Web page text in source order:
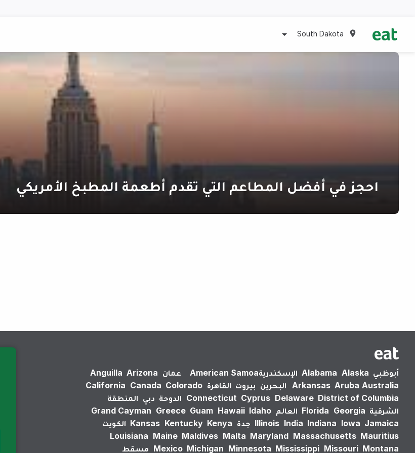
South Dakota
احجز في أفضل المطاعم التي تقدم أطعمة المطبخ الأمريكي
أبوظبي Alabama Alaska الإسكندرية‎American Samoa عمان Anguilla Arizona
Arkansas Aruba Australia البحرين بيروت القاهرة California Canada Colorado
Connecticut Cyprus Delaware District of Columbia الدوحة دبي المنطقة
الشرقية
Florida Georgia العالم Grand Cayman Greece Guam Hawaii Idaho
Illinois India Indiana Iowa Jamaica جدة Kansas Kentucky Kenya
الكويت
Louisiana Maine Maldives Malta Maryland Massachusetts Mauritius
Mexico Michigan Minnesota Mississippi Missouri Montana مسقط